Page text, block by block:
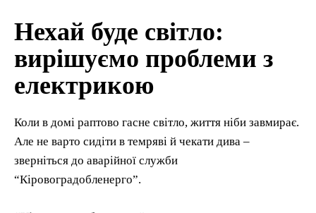
Нехай буде світло:
вирішуємо проблеми з
електрикою
Коли в домі раптово гасне світло, життя ніби завмирає.
Але не варто сидіти в темряві й чекати дива –
зверніться до аварійної служби
“Кіровоградобленерго”.